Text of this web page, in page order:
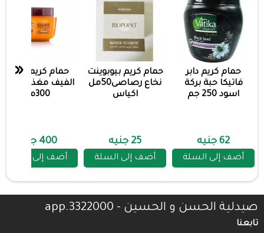
حمام كريم دابر
فاتيكا حبة بركة
اسود 250 جم
62 جنيه
أضف إلى السلة
حمام كريم بيوبوينت
نخاع رصاصى50مل
اكياس
25 جنيه
أضف إلى السلة
حمام كريم لوريال
الفيف مغذى
300مل
400 جنيه
أضف إلى السلة
«
صيدلية الحسن و الحسين - 3322000.app
تابعنا